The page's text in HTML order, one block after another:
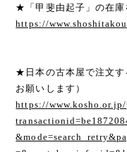
★「甲斐由起子」の在庫
https://
★日本の古本屋で注文す
お願いします）
https://